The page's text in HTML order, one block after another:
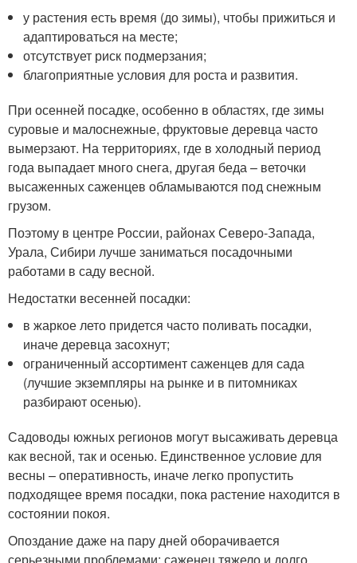
у растения есть время (до зимы), чтобы прижиться и
адаптироваться на месте;
отсутствует риск подмерзания;
благоприятные условия для роста и развития.
При осенней посадке, особенно в областях, где зимы
суровые и малоснежные, фруктовые деревца часто
вымерзают. На территориях, где в холодный период
года выпадает много снега, другая беда – веточки
высаженных саженцев обламываются под снежным
грузом.
Поэтому в центре России, районах Северо-Запада,
Урала, Сибири лучше заниматься посадочными
работами в саду весной.
Недостатки весенней посадки:
в жаркое лето придется часто поливать посадки,
иначе деревца засохнут;
ограниченный ассортимент саженцев для сада
(лучшие экземпляры на рынке и в питомниках
разбирают осенью).
Садоводы южных регионов могут высаживать деревца
как весной, так и осенью. Единственное условие для
весны – оперативность, иначе легко пропустить
подходящее время посадки, пока растение находится в
состоянии покоя.
Опоздание даже на пару дней оборачивается
серьезными проблемами: саженец тяжело и долго